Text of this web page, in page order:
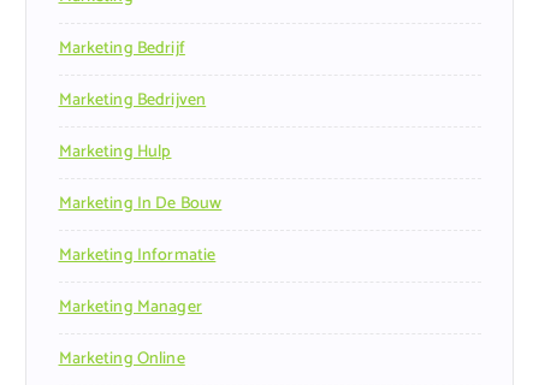
Marketing Bedrijf
Marketing Bedrijven
Marketing Hulp
Marketing In De Bouw
Marketing Informatie
Marketing Manager
Marketing Online